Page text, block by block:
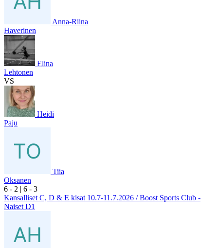
Anna-Riina
Haverinen
Elina
Lehtonen
VS
Heidi
Paju
Tiia
Oksanen
6 - 2 | 6 - 3
Kansalliset C, D & E kisat 10.7-11.7.2026 / Boost Sports Club -
Naiset D1